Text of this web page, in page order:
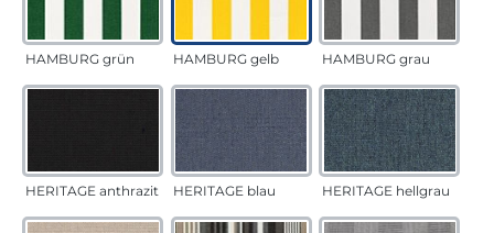
HAMBURG grün HAMBURG gelb HAMBURG grau
HERITAGE anthrazit HERITAGE blau HERITAGE hellgrau